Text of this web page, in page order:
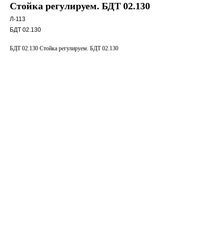
Стойка регулируем. БДТ 02.130
Л-113
БДТ 02.130
БДТ 02.130 Стойка регулируем. БДТ 02.130